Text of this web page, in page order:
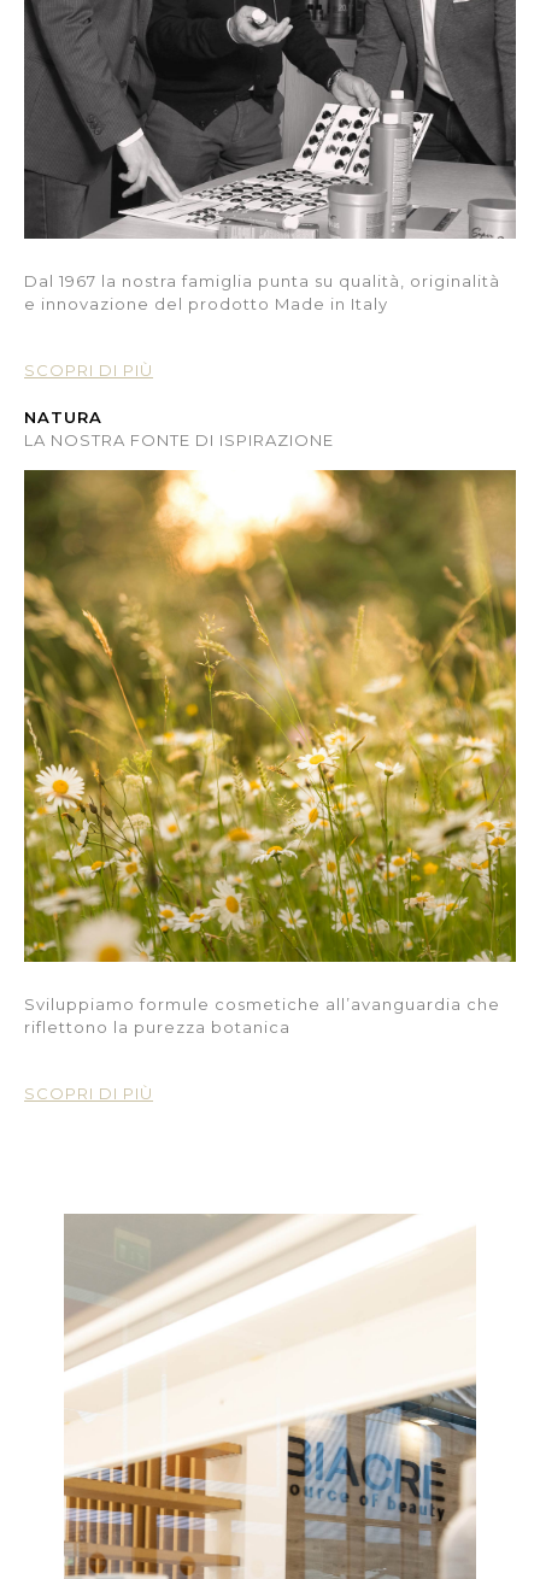
Dal 1967 la nostra famiglia punta su qualità, originalità
e innovazione del prodotto Made in Italy
SCOPRI DI PIÙ
NATURA
LA NOSTRA FONTE DI ISPIRAZIONE
Sviluppiamo formule cosmetiche all’avanguardia che
riflettono la purezza botanica
SCOPRI DI PIÙ